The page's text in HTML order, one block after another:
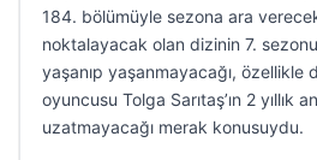
184. bölümüyle sezona ara
noktalayacak olan dizinin 7. sezonu
yaşanıp yaşanmayacağı, özellikle
oyuncusu Tolga Sarıtaş’ın 2 yıllık
uzatmayacağı merak konusuydu.